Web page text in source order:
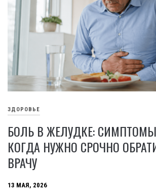
ЗДОРОВЬЕ
БОЛЬ В ЖЕЛУДКЕ:
КОГДА НУЖНО СРОЧНО
ВРАЧУ
13 МАЯ, 2026